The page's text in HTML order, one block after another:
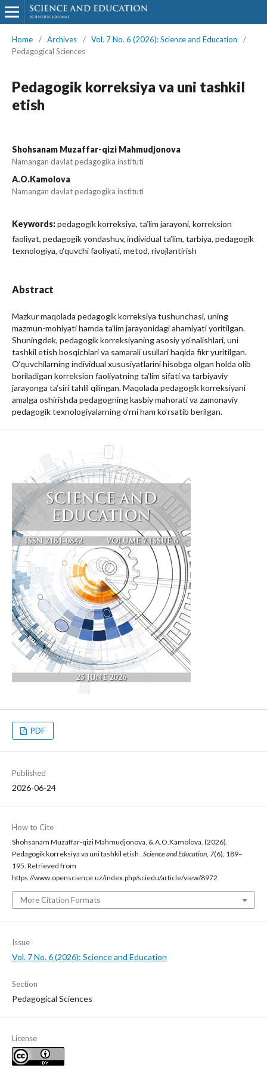
Home / Archives / Vol. 7 No. 6 (2026): Science and Education
/
Pedagogical Sciences
Pedagogik korreksiya va uni tashkil
etish
Shohsanam Muzaffar-qizi Mahmudjonova
Namangan davlat pedagogika instituti
A.O.Kamolova
Namangan davlat pedagogika instituti
Keywords:pedagogik korreksiya, ta’lim jarayoni, korreksion
faoliyat, pedagogik yondashuv, individual ta’lim, tarbiya, pedagogik
texnologiya, o‘quvchi faoliyati, metod, rivojlantirish
Abstract
Mazkur maqolada pedagogik korreksiya tushunchasi, uning
mazmun-mohiyati hamda ta’lim jarayonidagi ahamiyati yoritilgan.
Shuningdek, pedagogik korreksiyaning asosiy yo‘nalishlari, uni
tashkil etish bosqichlari va samarali usullari haqida fikr yuritilgan.
O‘quvchilarning individual xususiyatlarini hisobga olgan holda olib
boriladigan korreksion faoliyatning ta’lim sifati va tarbiyaviy
jarayonga ta’siri tahlil qilingan. Maqolada pedagogik korreksiyani
amalga oshirishda pedagogning kasbiy mahorati va zamonaviy
pedagogik texnologiyalarning o‘rni ham ko‘rsatib berilgan.
PDF
Published
2026-06-24
How to Cite
Shohsanam Muzaffar-qizi Mahmudjonova, & A.O.Kamolova. (2026).
Pedagogik korreksiya va uni tashkil etish . Science and Education, 7(6), 189–
195. Retrieved from
https://www.openscience.uz/index.php/sciedu/article/view/8972
More Citation Formats
Issue
Vol. 7 No. 6 (2026): Science and Education
Section
Pedagogical Sciences
License